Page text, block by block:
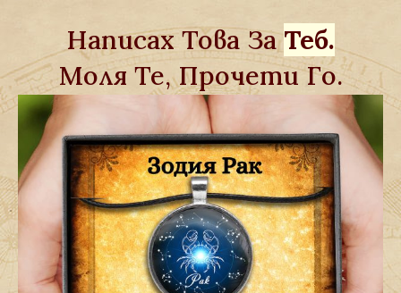
Написах Това ЗаТеб.
Моля Те, Прочети Го.